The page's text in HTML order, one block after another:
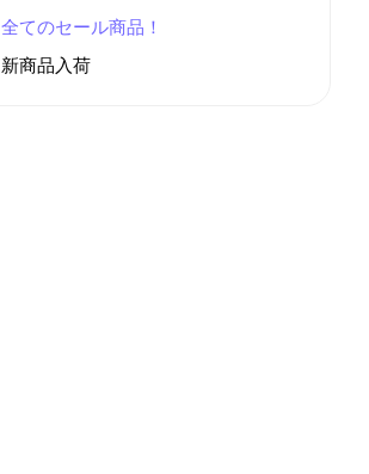
全てのセール商品！
新商品入荷